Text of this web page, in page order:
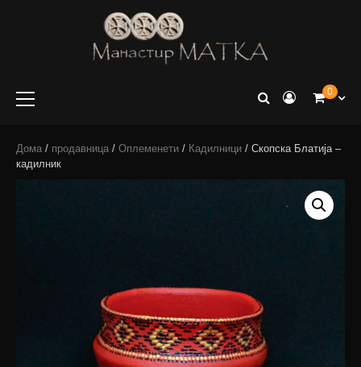
Manastir
Matka
0
Дома / продавница / Оплеменети / Кадилници / Скопска Блатија –
кадилник